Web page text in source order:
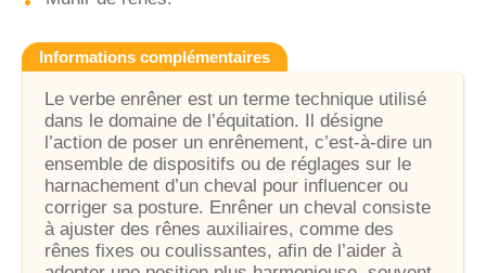
Informations complémentaires
Le verbe enrêner est un terme technique utilisé
dans le domaine de l’équitation. Il désigne
l’action de poser un enrênement, c’est-à-dire un
ensemble de dispositifs ou de réglages sur le
harnachement d’un cheval pour influencer ou
corriger sa posture. Enrêner un cheval consiste
à ajuster des rênes auxiliaires, comme des
rênes fixes ou coulissantes, afin de l’aider à